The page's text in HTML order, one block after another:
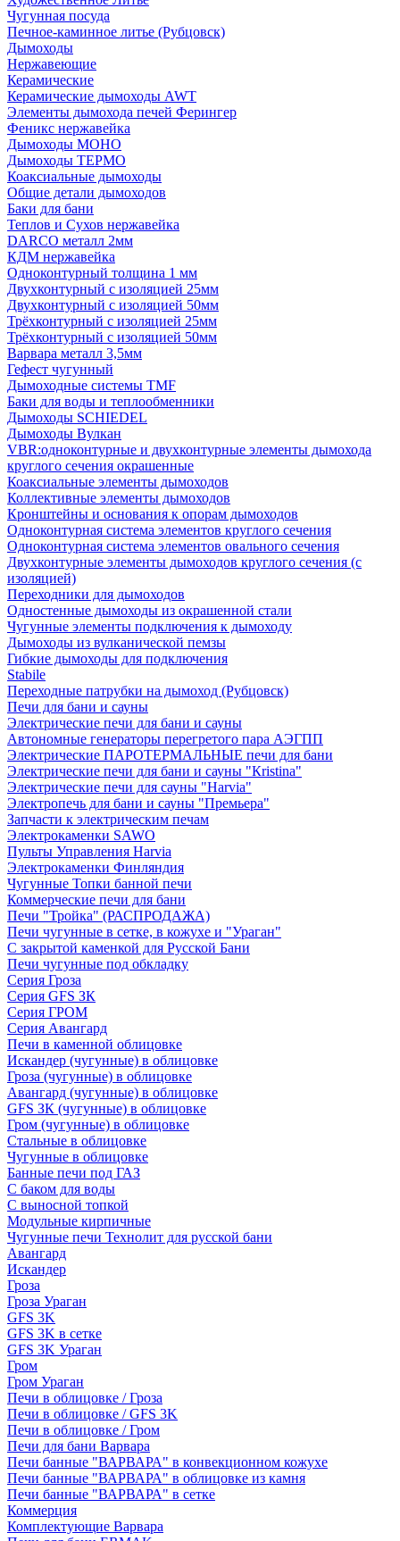
Чугунная посуда
Печное-каминное литье (Рубцовск)
Дымоходы
Нержавеющие
Керамические
Керамические дымоходы AWT
Элементы дымохода печей Ферингер
Феникс нержавейка
Дымоходы МОНО
Дымоходы ТЕРМО
Коаксиальные дымоходы
Общие детали дымоходов
Баки для бани
Теплов и Сухов нержавейка
DARCO металл 2мм
КДМ нержавейка
Одноконтурный толщина 1 мм
Двухконтурный с изоляцией 25мм
Двухконтурный с изоляцией 50мм
Трёхконтурный с изоляцией 25мм
Трёхконтурный с изоляцией 50мм
Варвара металл 3,5мм
Гефест чугунный
Дымоходные системы TMF
Баки для воды и теплообменники
Дымоходы SCHIEDEL
Дымоходы Вулкан
VBR:одноконтурные и двухконтурные элементы дымохода
круглого сечения окрашенные
Коаксиальные элементы дымоходов
Коллективные элементы дымоходов
Кронштейны и основания к опорам дымоходов
Одноконтурная система элементов круглого сечения
Одноконтурная система элементов овального сечения
Двухконтурные элементы дымоходов круглого сечения (с
изоляцией)
Переходники для дымоходов
Одностенные дымоходы из окрашенной стали
Чугунные элементы подключения к дымоходу
Дымоходы из вулканической пемзы
Гибкие дымоходы для подключения
Stabile
Переходные патрубки на дымоход (Рубцовск)
Печи для бани и сауны
Электрические печи для бани и сауны
Автономные генераторы перегретого пара АЭГПП
Электрические ПАРОТЕРМАЛЬНЫЕ печи для бани
Электрические печи для бани и сауны "Кristina"
Электрические печи для сауны "Harvia"
Электропечь для бани и сауны "Премьера"
Запчасти к электрическим печам
Электрокаменки SAWO
Пульты Управления Harvia
Электрокаменки Финляндия
Чугунные Топки банной печи
Коммерческие печи для бани
Печи "Тройка" (РАСПРОДАЖА)
Печи чугунные в сетке, в кожухе и "Ураган"
С закрытой каменкой для Русской Бани
Печи чугунные под обкладку
Серия Гроза
Серия GFS ЗК
Серия ГРОМ
Серия Авангард
Печи в каменной облицовке
Искандер (чугунные) в облицовке
Гроза (чугунные) в облицовке
Авангард (чугунные) в облицовке
GFS ЗК (чугунные) в облицовке
Гром (чугунные) в облицовке
Стальные в облицовке
Чугунные в облицовке
Банные печи под ГАЗ
С баком для воды
С выносной топкой
Модульные кирпичные
Чугунные печи Технолит для русской бани
Авангард
Искандер
Гроза
Гроза Ураган
GFS 3K
GFS 3K в сетке
GFS 3K Ураган
Гром
Гром Ураган
Печи в облицовке / Гроза
Печи в облицовке / GFS 3K
Печи в облицовке / Гром
Печи для бани Варвара
Печи банные "ВАРВАРА" в конвекционном кожухе
Печи банные "ВАРВАРА" в облицовке из камня
Печи банные "ВАРВАРА" в сетке
Коммерция
Комплектующие Варвара